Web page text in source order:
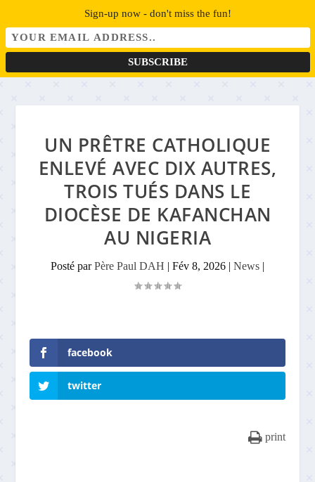
UN PRÊTRE CATHOLIQUE
ENLEVÉ AVEC DIX AUTRES,
TROIS TUÉS DANS LE
DIOCÈSE DE KAFANCHAN
AU NIGERIA
Posté parPère Paul DAH | Fév 8, 2026 | News |
facebook
twitter
print
Sign-up now - don't miss the fun!